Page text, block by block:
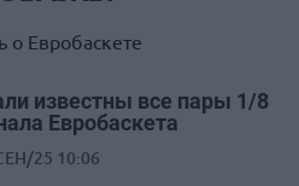
о Евробаскете
известны все пары 1/8
Евробаскета
25 10:06